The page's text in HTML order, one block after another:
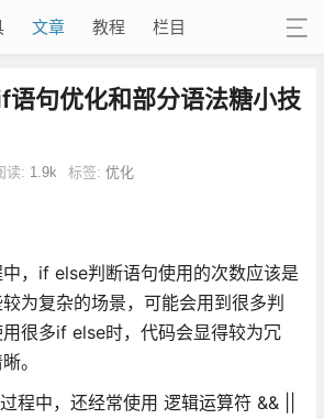
文章 教程 栏目
句优化和部分语法糖小技
读: 1.9k 标签: 优化
，if else判断语句使用的次数应该是
为复杂的场景，可能会用到很多判
很多if else时，代码会显得较为冗
。
程中，还经常使用 逻辑运算符 && ||